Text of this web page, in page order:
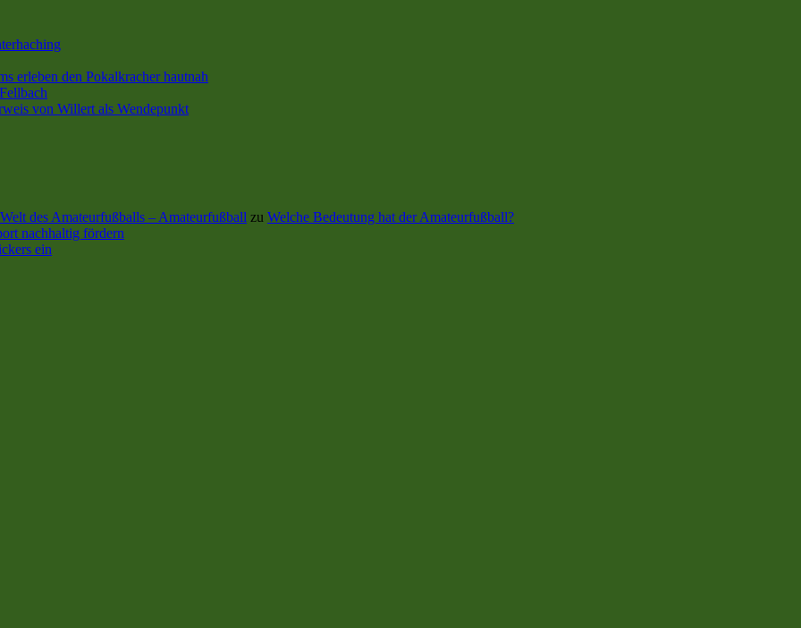
erleben den Pokalkracher hautnah
von Willert als Wendepunkt
des Amateurfußballs – Amateurfußball zu Welche Bedeutung hat der Amateurfußball?
nachhaltig fördern
ein